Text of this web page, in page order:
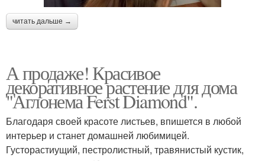
читать дальше →
А продаже! Красивое
декоративное растение для дома
"Аглонема Ferst Diamond".
Благодаря своей красоте листьев, впишется в любой
интерьер и станет домашней любимицей.
Густорастиущий, пестролистный, травянистый кустик,